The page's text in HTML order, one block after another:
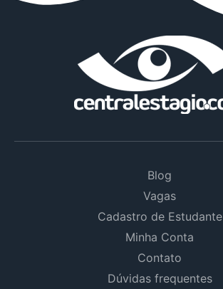
Blog
Vagas
Cadastro de Estudante
Minha Conta
Contato
Dúvidas frequentes